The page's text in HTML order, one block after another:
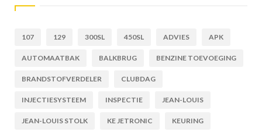
107 129 300SL 450SL ADVIES APK
AUTOMAATBAK BALKBRUG BENZINE TOEVOEGING
BRANDSTOFVERDELER CLUBDAG
INJECTIESYSTEEM INSPECTIE JEAN-LOUIS
JEAN-LOUIS STOLK KE JETRONIC KEURING